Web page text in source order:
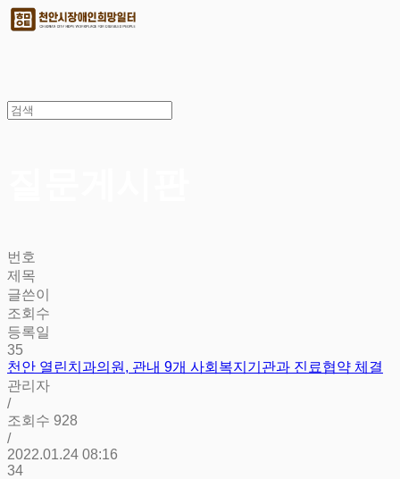
번호
제목
글쓴이
조회수
등록일
35
천안 열린치과의원, 관내 9개 사회복지기관과 진료협약 체결
관리자
/
조회수 928
/
2022.01.24 08:16
34